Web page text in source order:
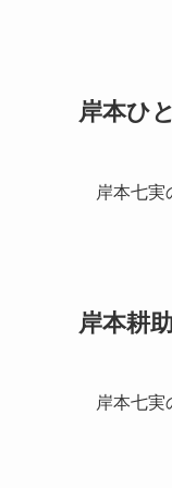
岸本ひ
岸本七実
岸本耕
岸本七実